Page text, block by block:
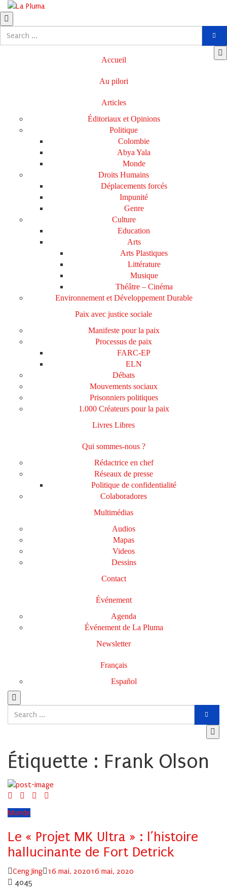
Accueil
Au pilori
Articles
Éditoriaux et Opinions
Politique
Colombie
Abya Yala
Monde
Droits Humains
Déplacements forcés
Impunité
Genre
Culture
Education
Arts
Arts Plastiques
Littérature
Musique
Théâtre – Cinéma
Environnement et Développement Durable
Paix avec justice sociale
Manifeste pour la paix
Processus de paix
FARC-EP
ELN
Débats
Mouvements sociaux
Prisonniers politiques
1.000 Créateurs pour la paix
Livres Libres
Qui sommes-nous ?
Rédactrice en chef
Réseaux de presse
Politique de confidentialité
Colaboradores
Multimédias
Audios
Mapas
Videos
Dessins
Contact
Événement
Agenda
Événement de La Pluma
Newsletter
Français
Español
Étiquette : Frank Olson
Monde
Le « Projet MK Ultra » : l’histoire
hallucinante de Fort Detrick
Author
Ceng Jing
Posted
16 mai, 202016 mai, 2020
4045